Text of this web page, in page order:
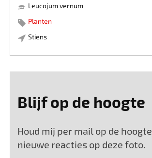
Leucojum vernum
Planten
Stiens
Blijf op de hoogte
Houd mij per mail op de
nieuwe reacties op deze foto.